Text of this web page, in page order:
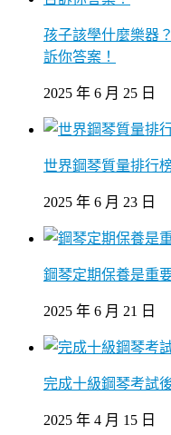
孩子該學什麼樂器
訴你答案！
2025 年 6 月 25 日
世界鋼琴質量排行
2025 年 6 月 23 日
鋼琴定期保養是重
2025 年 6 月 21 日
完成十級鋼琴考試
2025 年 4 月 15 日